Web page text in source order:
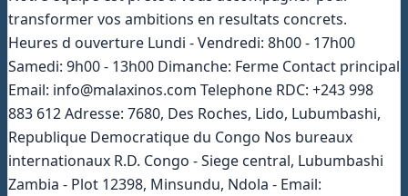
transformer vos ambitions en resultats concrets.
Heures d ouverture Lundi - Vendredi: 8h00 - 17h00
Samedi: 9h00 - 13h00 Dimanche: Ferme Contact principal
Email: info@malaxinos.com Telephone RDC: +243 998
883 612 Adresse: 7680, Des Roches, Lido, Lubumbashi,
Republique Democratique du Congo Nos bureaux
internationaux R.D. Congo - Siege central, Lubumbashi
Zambia - Plot 12398, Minsundu, Ndola - Email: